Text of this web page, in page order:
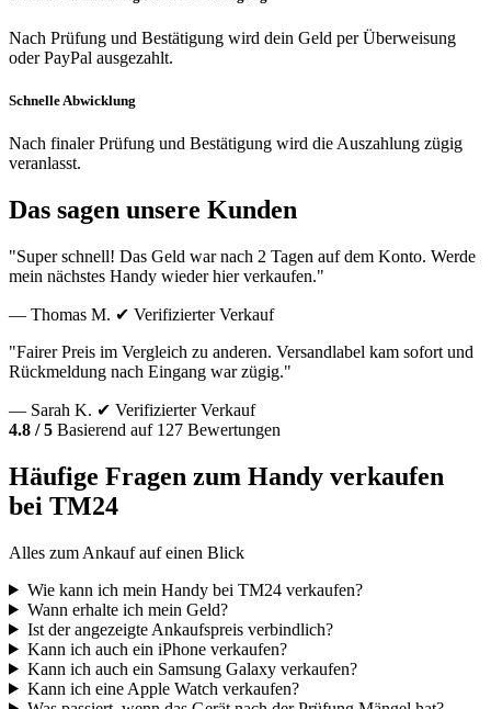
Nach Prüfung und Bestätigung wird dein Geld per Überweisung
oder PayPal ausgezahlt.
Schnelle Abwicklung
Nach finaler Prüfung und Bestätigung wird die Auszahlung zügig
veranlasst.
Das sagen unsere Kunden
"Super schnell! Das Geld war nach 2 Tagen auf dem Konto. Werde
mein nächstes Handy wieder hier verkaufen."
— Thomas M. ✔ Verifizierter Verkauf
"Fairer Preis im Vergleich zu anderen. Versandlabel kam sofort und
Rückmeldung nach Eingang war zügig."
— Sarah K. ✔ Verifizierter Verkauf
4.8 / 5 Basierend auf 127 Bewertungen
Häufige Fragen zum Handy verkaufen
bei TM24
Alles zum Ankauf auf einen Blick
Wie kann ich mein Handy bei TM24 verkaufen?
Wann erhalte ich mein Geld?
Ist der angezeigte Ankaufspreis verbindlich?
Kann ich auch ein iPhone verkaufen?
Kann ich auch ein Samsung Galaxy verkaufen?
Kann ich eine Apple Watch verkaufen?